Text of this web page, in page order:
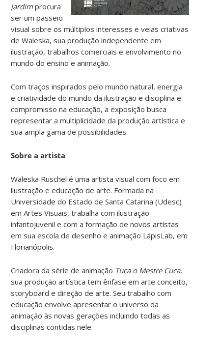
Jardim procura
ser um passeio
visual sobre os múltiplos interesses e veias criativas
de Waleska, sua produção independente em
ilustração, trabalhos comerciais e envolvimento no
mundo do ensino e animação.
Com traços inspirados pelo mundo natural, energia
e criatividade do mundo da ilustração e disciplina e
compromisso na educação, a exposição busca
representar a multiplicidade da produção artística e
sua ampla gama de possibilidades.
Sobre a artista
Waleska Ruschel é uma artista visual com foco em
ilustração e educação de arte. Formada na
Universidade do Estado de Santa Catarina (Udesc)
em Artes Visuais, trabalha com ilustração
infantojuvenil e com a formação de novos artistas
em sua escola de desenho e animação LápisLab, em
Florianópolis.
Criadora da série de animação Tuca o Mestre Cuca,
sua produção artística tem ênfase em arte conceito,
storyboard e direção de arte. Seu trabalho com
educação envolve apresentar o universo da
animação às novas gerações incluindo todas as
disciplinas contidas nele.